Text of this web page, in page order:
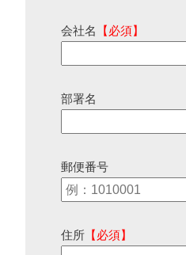
会社名 【必須】
部署名
郵便番号
住所 【必須】